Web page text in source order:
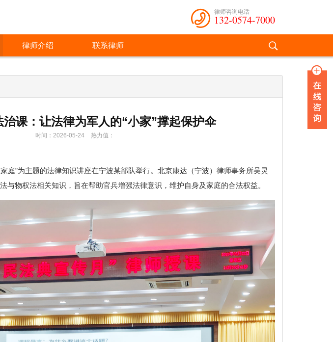
律师咨询电话
132-0574-7000
律师介绍 联系律师
治课：让法律为军人的“小家”撑起保护伞
时间：2026-05-24 热力值：
庭”为主题的法律知识讲座在宁波某部队举行。北京康达（宁波）律师事务所吴灵
与物权法相关知识，旨在帮助官兵增强法律意识，维护自身及家庭的合法权益。